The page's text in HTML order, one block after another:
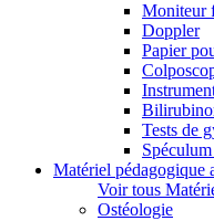
Moniteur
Doppler
Papier
Tests de
Matériel pédagogique
Voir tous
Ostéologie